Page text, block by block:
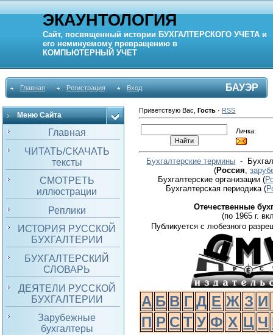
ЭКАУНТОЛОГИЯ
Сайт, посвященный истории БУХГАЛТЕРСКОГО УЧЕТА и
его неминуемому превращению в
КОМПЬЮТЕРНЫЙ УЧЕТ
Главная Регистрация Вход БАУЭР
Меню Сайта
Главная
ЧИТАТЬ/СКАЧАТЬ
тексты
СМОТРЕТЬ
иллюстрации
Реплики
ИСТОРИЯ РУССКОЙ
БУХГАЛТЕРИИ
БУХГАЛТЕРСКИЙ
СЛОВАРЬ
ДЕЯТЕЛИ РУССКОЙ
БУХГАЛТЕРИИ
Зарубежные
бухгалтеры
Приветствую Вас ,Гость · RSS
Личка:
Бухгалтерские термины -
(Россия
Бухгалтерские организации (
Бухгалтерская периодика(
Отечественные
(по 1965 г.
Публикуется с любезного
А Б В Г Д Е Ж З И
П Р С Т У Ф Х Ц Ч